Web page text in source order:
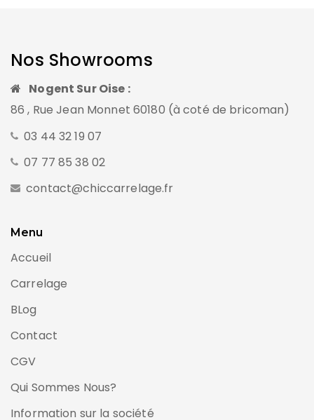
Nos Showrooms
Nogent Sur Oise :
86 , Rue Jean Monnet 60180 (à coté de bricoman)
03 44 32 19 07
07 77 85 38 02
contact@chiccarrelage.fr
Menu
Accueil
Carrelage
BLog
Contact
CGV
Qui Sommes Nous?
Information sur la société